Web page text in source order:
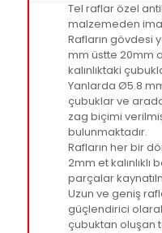
Tel raflar özel
malzemeden
Rafların gövdesi
mm üstte 20mm
kalınlıktaki
Yanlarda Ø5.8
çubuklar ve
zag biçimi
bulunmaktadır.
Rafların her bir
2mm et
parçalar
Uzun ve geniş
güçlendirici
çubuktan oluşan